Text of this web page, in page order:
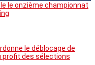
le onzième championnat
le déblocage de
profit des sélections